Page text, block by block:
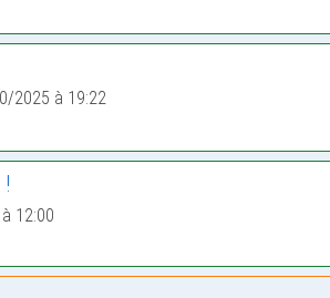
2025 à 19:22
12:00